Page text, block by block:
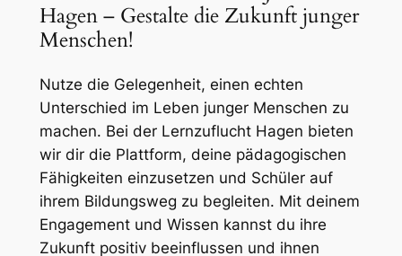
Hagen – Gestalte die Zukunft junger
Menschen!
Nutze die Gelegenheit, einen echten
Unterschied im Leben junger Menschen zu
machen. Bei der Lernzuflucht Hagen bieten
wir dir die Plattform, deine pädagogischen
Fähigkeiten einzusetzen und Schüler auf
ihrem Bildungsweg zu begleiten. Mit deinem
Engagement und Wissen kannst du ihre
Zukunft positiv beeinflussen und ihnen